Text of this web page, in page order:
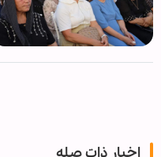
اخبار ذات صله